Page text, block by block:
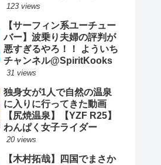
クール #川畑友吾 #千葉 #湘
123 views
【サーフィン系ユーチュー
バー】波乗り夫婦の評判が
悪すぎるやろ！！ よういち
チャンネル@SpiritKooks
31 views
独身女が1人で自然の温泉
に入りに行ってきた動画
【尻焼温泉】【YZF R25】
わんぱく女子ライダー
20 views
【木村拓哉】四国でまさか